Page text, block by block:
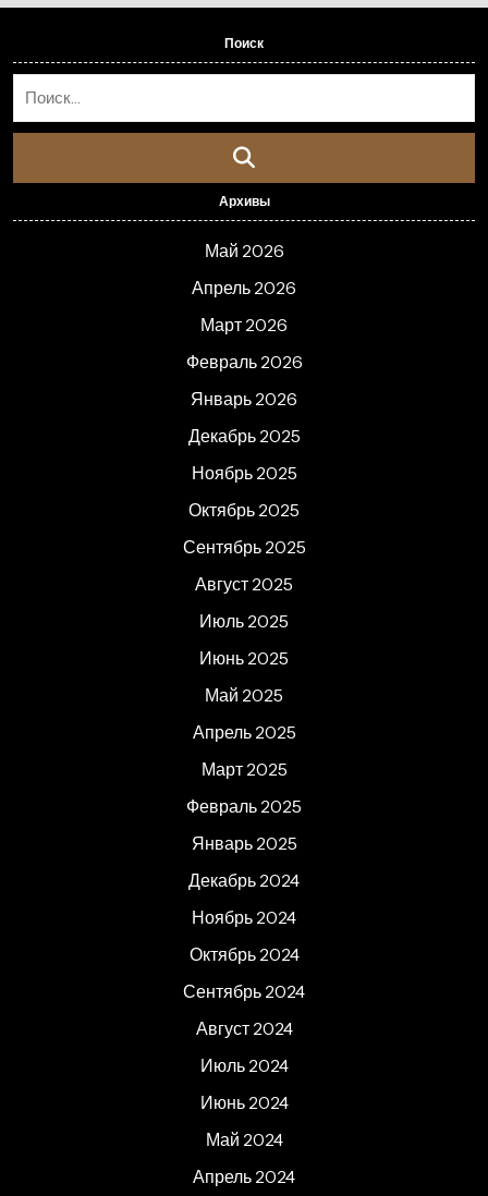
Поиск
Архивы
Май 2026
Апрель 2026
Март 2026
Февраль 2026
Январь 2026
Декабрь 2025
Ноябрь 2025
Октябрь 2025
Сентябрь 2025
Август 2025
Июль 2025
Июнь 2025
Май 2025
Апрель 2025
Март 2025
Февраль 2025
Январь 2025
Декабрь 2024
Ноябрь 2024
Октябрь 2024
Сентябрь 2024
Август 2024
Июль 2024
Июнь 2024
Май 2024
Апрель 2024